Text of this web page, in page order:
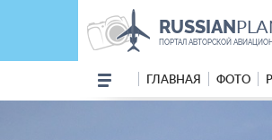
RUSSIAN
ПОРТАЛ АВТОРСКОЙ
ГЛАВНАЯ ФОТО